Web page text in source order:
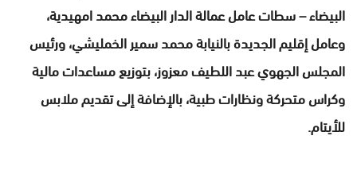
البيضاء – سطات عامل عمالة الدار البيضاء محمد امهيدية،
وعامل إقليم الجديدة بالنيابة محمد سمير الخمليشي، ورئيس
المجلس الجهوي عبد اللطيف معزوز، بتوزيع مساعدات مالية
وكراس متحركة ونظارات طبية، بالإضافة إلى تقديم ملابس
للأيتام.